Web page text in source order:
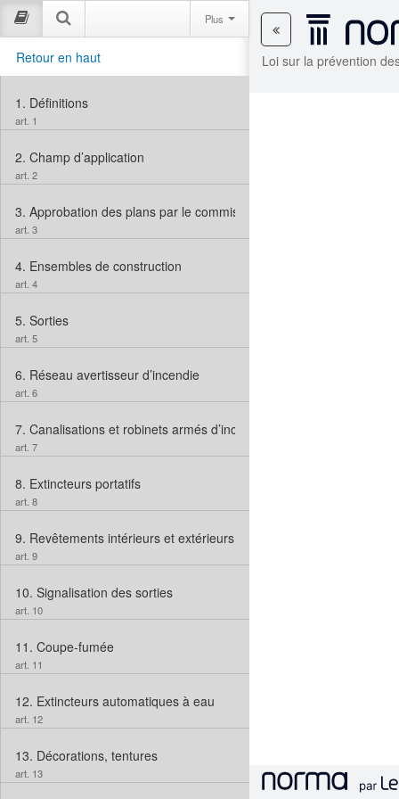
Loi sur la prévention
Plus
Retour en haut
1. Définitions
art. 1
2. Champ d’application
art. 2
3. Approbation des plans par le commissaire des incendies
art. 3
4. Ensembles de construction
art. 4
5. Sorties
art. 5
6. Réseau avertisseur d’incendie
art. 6
7. Canalisations et robinets armés d’incendie
art. 7
8. Extincteurs portatifs
art. 8
9. Revêtements intérieurs et extérieurs
art. 9
10. Signalisation des sorties
art. 10
11. Coupe-fumée
art. 11
12. Extincteurs automatiques à eau
art. 12
13. Décorations, tentures
art. 13